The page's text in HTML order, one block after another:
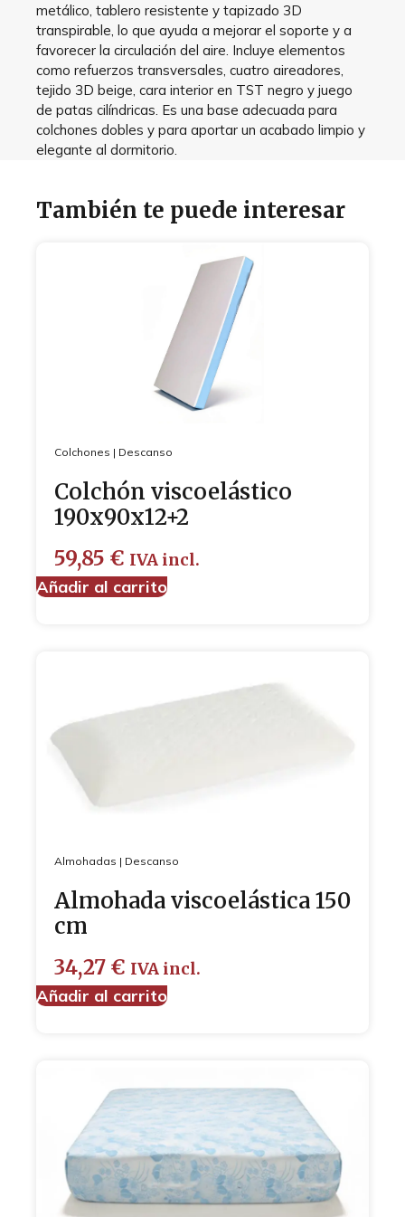
metálico, tablero resistente y tapizado 3D
transpirable, lo que ayuda a mejorar el soporte y a
favorecer la circulación del aire. Incluye elementos
como refuerzos transversales, cuatro aireadores,
tejido 3D beige, cara interior en TST negro y juego
de patas cilíndricas. Es una base adecuada para
colchones dobles y para aportar un acabado limpio y
elegante al dormitorio.
También te puede interesar
Colchones | Descanso
Colchón viscoelástico
190x90x12+2
59,85 € IVA incl.
Añadir al carrito
Almohadas | Descanso
Almohada viscoelástica 150
cm
34,27 € IVA incl.
Añadir al carrito